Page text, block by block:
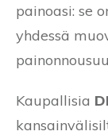
painoasi: se
yhdessä
Kaupallisia